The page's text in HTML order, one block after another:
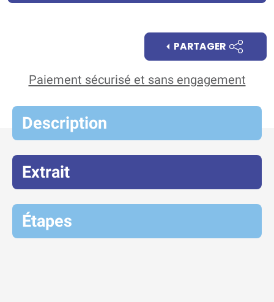
Paiement sécurisé et sans engagement
PARTAGER
Description
Extrait
Étapes